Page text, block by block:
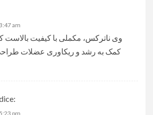
am
وی ناترکس، مکملی با کیفیت بالاست
کمک به رشد و ریکاوری عضلات
pm